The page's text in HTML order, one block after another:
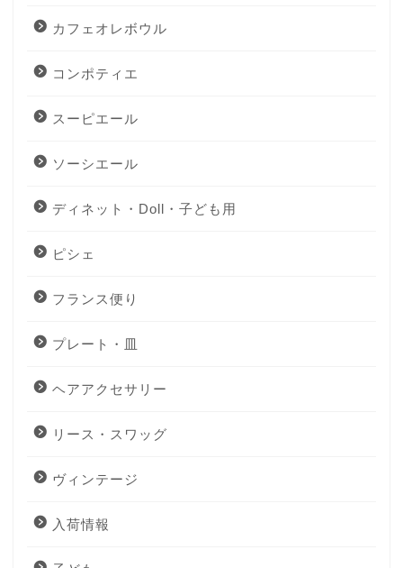
カフェオレボウル
コンポティエ
スーピエール
ソーシエール
ディネット・Doll・子ども用
ピシェ
フランス便り
プレート・皿
ヘアアクセサリー
リース・スワッグ
ヴィンテージ
入荷情報